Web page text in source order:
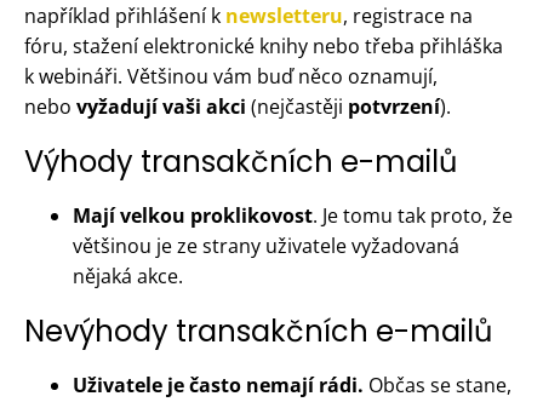
například přihlášení k newsletteru, registrace na
fóru, stažení elektronické knihy nebo třeba přihláška
k webináři. Většinou vám buď něco oznamují,
nebo vyžadují vaši akci (nejčastěji potvrzení).
Výhody transakčních e-mailů
Mají velkou proklikovost. Je tomu tak proto, že
většinou je ze strany uživatele vyžadovaná
nějaká akce.
Nevýhody transakčních e-mailů
Uživatele je často nemají rádi. Občas se stane,